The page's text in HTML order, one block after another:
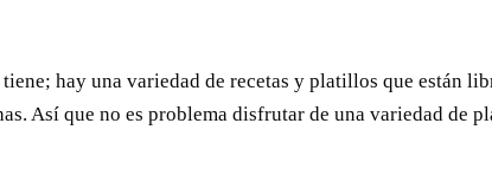
hay una variedad de recetas y platillos que están
Así que no es problema disfrutar de una variedad de